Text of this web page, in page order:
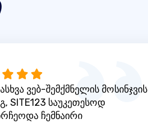
ვებ-შემქმნელის მოსინჯვის
SITE123 საუკეთესოდ
ჩემნაირი